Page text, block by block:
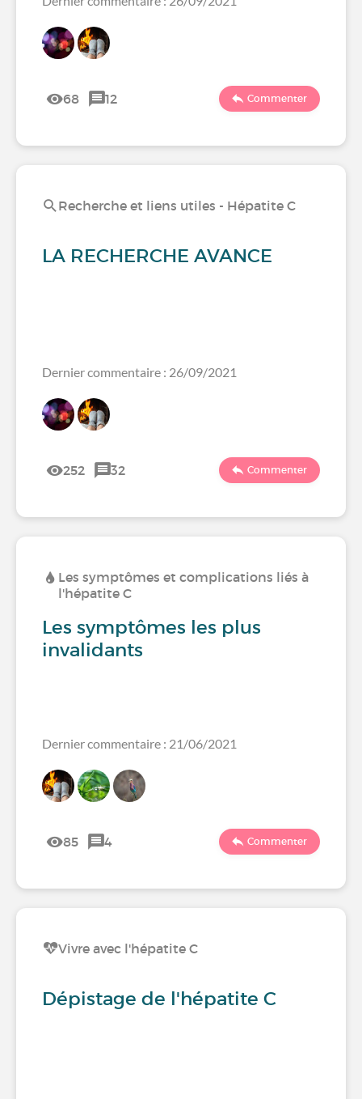
68 12 Commenter
Recherche et liens utiles - Hépatite C
LA RECHERCHE AVANCE
Dernier commentaire : 26/09/2021
252 32 Commenter
Les symptômes et complications liés à
l'hépatite C
Les symptômes les plus
invalidants
Dernier commentaire : 21/06/2021
85 4 Commenter
Vivre avec l'hépatite C
Dépistage de l'hépatite C